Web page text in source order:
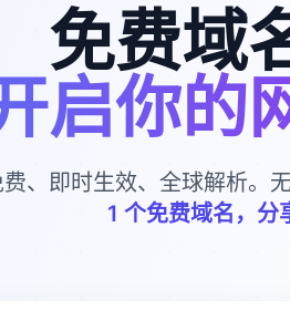
免费域
启你的
、即时生效、全球解析。
1 个免费域名，分